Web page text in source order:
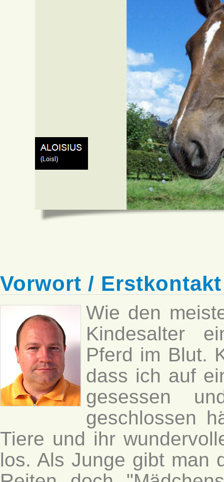
Vorwort / Erstkontakt
Wie den
Kindesalter
Pferd im Blut.
dass ich auf
gesessen
geschlossen
Tiere und ihr
los. Als Junge gibt man